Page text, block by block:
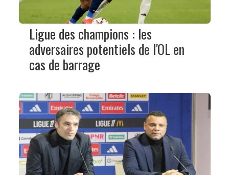
Ligue des champions : les
adversaires potentiels de l'OL en
cas de barrage